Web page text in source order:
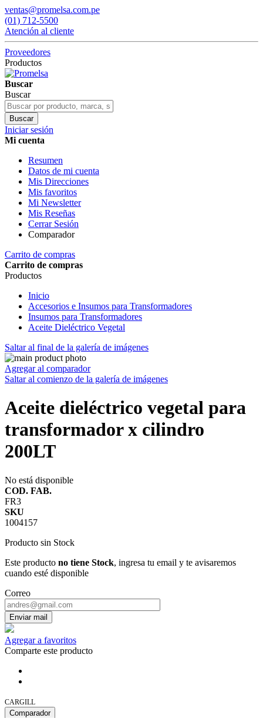
ventas@promelsa.com.pe
(01) 712-5500
Atención al cliente
Proveedores
Productos
Buscar
Buscar
Buscar
Iniciar sesión
Mi cuenta
Resumen
Datos de mi cuenta
Mis Direcciones
Mis favoritos
Mi Newsletter
Mis Reseñas
Cerrar Sesión
Comparador
Carrito de compras
Carrito de compras
Productos
Inicio
Accesorios e Insumos para Transformadores
Insumos para Transformadores
Aceite Dieléctrico Vegetal
Saltar al final de la galería de imágenes
Agregar al comparador
Saltar al comienzo de la galería de imágenes
Aceite dieléctrico vegetal para
transformador x cilindro
200LT
No está disponible
COD. FAB.
FR3
SKU
1004157
Producto sin Stock
Este producto no tiene Stock, ingresa tu email y te avisaremos
cuando esté disponible
Correo
Enviar mail
Agregar a favoritos
Comparte este producto
CARGILL
Comparador